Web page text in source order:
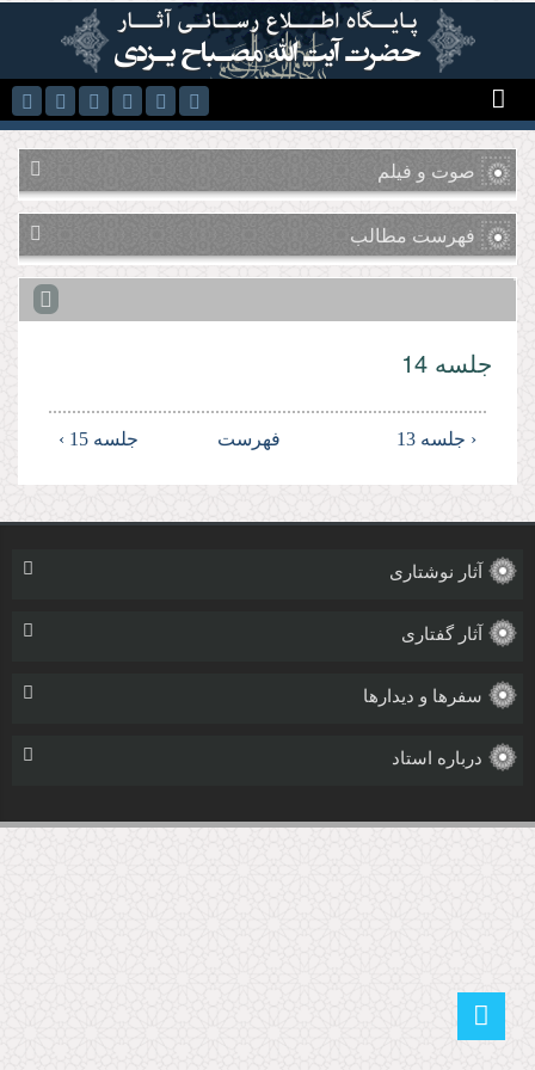
رفتن به محتوای اصلی
صوت و فیلم
فهرست مطالب
جلسه 14
‹ جلسه 13 فهرست جلسه 15 ›
آثار نوشتاری
آثار گفتاری
سفرها و دیدارها
درباره استاد